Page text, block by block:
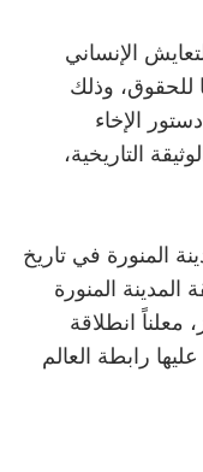
الإنساني
للحقوق، وذلك
الإخاء
التاريخية،
المنورة في تاريخ
المدينة المنورة
انطلاقة
رابطة العالم